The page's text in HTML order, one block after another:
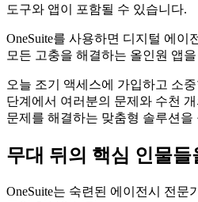
도구와 앱이 포함될 수 있습니다.
OneSuite를 사용하면 디지털 에이
모든 고충을 해결하는 올인원 앱
오늘 조기 액세스에 가입하고 소
단계에서 여러분의 문제와 수천
문제를 해결하는 맞춤형 솔루션을
무대 뒤의 핵심 인물
OneSuite는 숙련된 에이전시 전문